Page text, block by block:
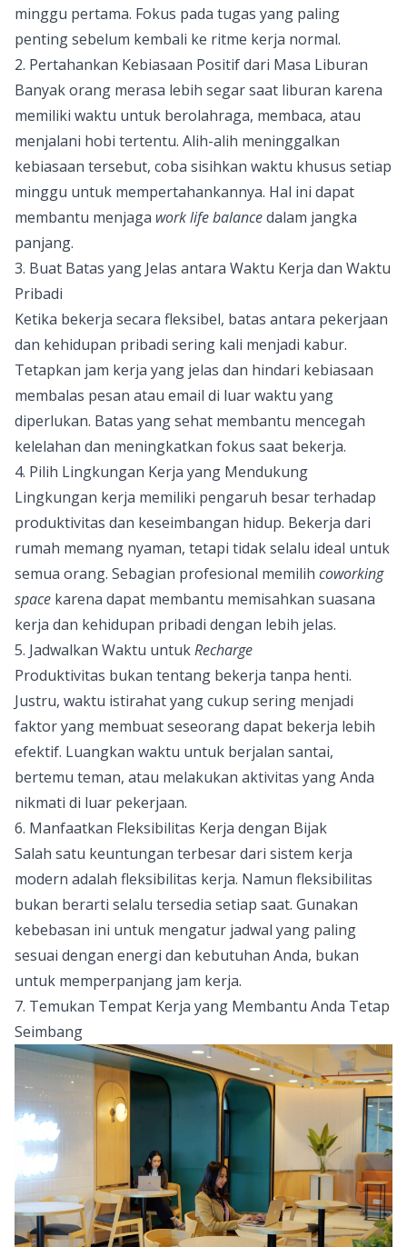
minggu pertama. Fokus pada tugas yang paling
penting sebelum kembali ke ritme kerja normal.
2. Pertahankan Kebiasaan Positif dari Masa Liburan
Banyak orang merasa lebih segar saat liburan karena
memiliki waktu untuk berolahraga, membaca, atau
menjalani hobi tertentu. Alih-alih meninggalkan
kebiasaan tersebut, coba sisihkan waktu khusus setiap
minggu untuk mempertahankannya. Hal ini dapat
membantu menjaga work life balancedalam jangka
panjang.
3. Buat Batas yang Jelas antara Waktu Kerja dan Waktu
Pribadi
Ketika bekerja secara fleksibel, batas antara pekerjaan
dan kehidupan pribadi sering kali menjadi kabur.
Tetapkan jam kerja yang jelas dan hindari kebiasaan
membalas pesan atau email di luar waktu yang
diperlukan. Batas yang sehat membantu mencegah
kelelahan dan meningkatkan fokus saat bekerja.
4. Pilih Lingkungan Kerja yang Mendukung
Lingkungan kerja memiliki pengaruh besar terhadap
produktivitas dan keseimbangan hidup. Bekerja dari
rumah memang nyaman, tetapi tidak selalu ideal untuk
semua orang. Sebagian profesional memilih coworking
space karena dapat membantu memisahkan suasana
kerja dan kehidupan pribadi dengan lebih jelas.
5. Jadwalkan Waktu untukRecharge
Produktivitas bukan tentang bekerja tanpa henti.
Justru, waktu istirahat yang cukup sering menjadi
faktor yang membuat seseorang dapat bekerja lebih
efektif. Luangkan waktu untuk berjalan santai,
bertemu teman, atau melakukan aktivitas yang Anda
nikmati di luar pekerjaan.
6. Manfaatkan Fleksibilitas Kerja dengan Bijak
Salah satu keuntungan terbesar dari sistem kerja
modern adalah fleksibilitas kerja. Namun fleksibilitas
bukan berarti selalu tersedia setiap saat. Gunakan
kebebasan ini untuk mengatur jadwal yang paling
sesuai dengan energi dan kebutuhan Anda, bukan
untuk memperpanjang jam kerja.
7. Temukan Tempat Kerja yang Membantu Anda Tetap
Seimbang